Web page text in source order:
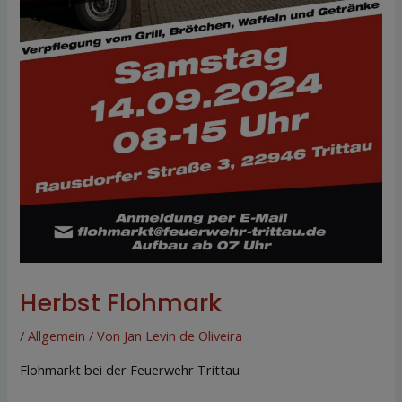
Herbst Flohmark
/Allgemein / Von Jan Levin de Oliveira
Flohmarkt bei der Feuerwehr Trittau